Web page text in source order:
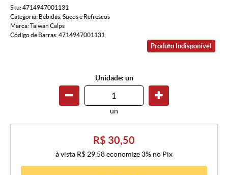
Sku:4714947001131
Categoria: Bebidas Sucos e Refrescos
Marca:Taiwan Calps
Código de Barras:4714947001131
Produto Indisponível
Unidade: un
un
R$ 30,50
à vista R$ 29,58economize 3% no Pix